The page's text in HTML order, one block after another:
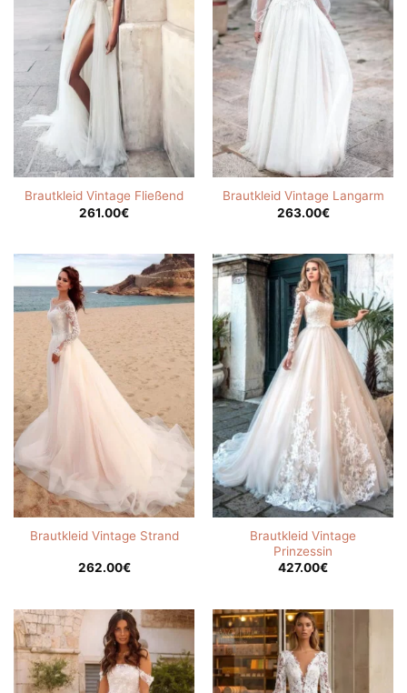
Brautkleid Vintage Fließend
261.00€
Brautkleid Vintage Langarm
263.00€
Brautkleid Vintage Strand
262.00€
Brautkleid Vintage
Prinzessin
427.00€